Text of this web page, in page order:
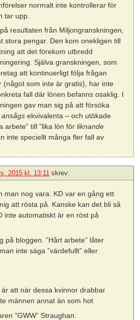
normalt inte kontrollerar för
tar upp.
resultaten från Miljongranskningen,
stora pengar. Den kom onekligen till
att det förekom utbredd
Själva granskningen, som
att kontinuerligt följa frågan
(något som inte är gratis), har inte
fall där lönen befanns osaklig. I
gav man sig på att försöka
ansågs ekvivalenta – och utökade
arbete” till ”lika lön förliknande
inte speciellt många fler fall av
2015 kl. 13:11 skrev:
man nog vara. KD var en gång ett
att rösta på. Kanske kan det bli så
inte automatiskt är en röst på
på bloggen. ”Hårt arbete” låter
inte säga ”värdefullt” eller
att när dessa kvinnor drabbar
männen annat än som hot
”GWW” Straughan: